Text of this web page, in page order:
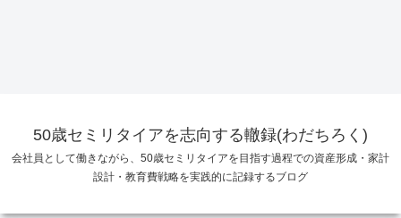
50歳セミリタイアを志向する轍録(わだちろく)
会社員として働きながら、50歳セミリタイアを目指す過程での資産形成・家計
設計・教育費戦略を実践的に記録するブログ